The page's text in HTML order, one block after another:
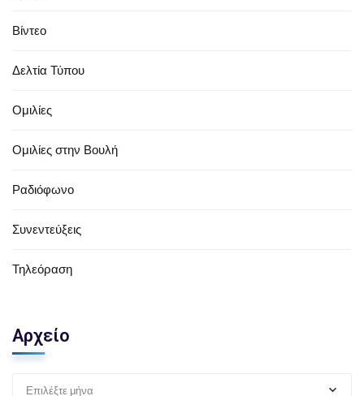
Βίντεο
Δελτία Τύπου
Ομιλίες
Ομιλίες στην Βουλή
Ραδιόφωνο
Συνεντεύξεις
Τηλεόραση
Αρχείο
Επιλέξτε μήνα